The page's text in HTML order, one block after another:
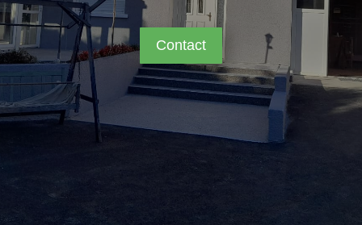
Contact